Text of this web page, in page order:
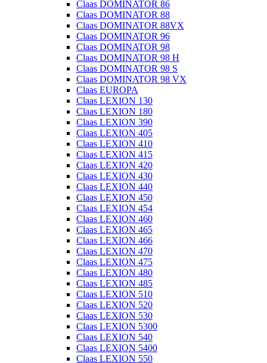
Claas DOMINATOR 86
Claas DOMINATOR 88
Claas DOMINATOR 88VX
Claas DOMINATOR 96
Claas DOMINATOR 98
Claas DOMINATOR 98 H
Claas DOMINATOR 98 S
Claas DOMINATOR 98 VX
Claas EUROPA
Claas LEXION 130
Claas LEXION 180
Claas LEXION 390
Claas LEXION 405
Claas LEXION 410
Claas LEXION 415
Claas LEXION 420
Claas LEXION 430
Claas LEXION 440
Claas LEXION 450
Claas LEXION 454
Claas LEXION 460
Claas LEXION 465
Claas LEXION 466
Claas LEXION 470
Claas LEXION 475
Claas LEXION 480
Claas LEXION 485
Claas LEXION 510
Claas LEXION 520
Claas LEXION 530
Claas LEXION 5300
Claas LEXION 540
Claas LEXION 5400
Claas LEXION 550